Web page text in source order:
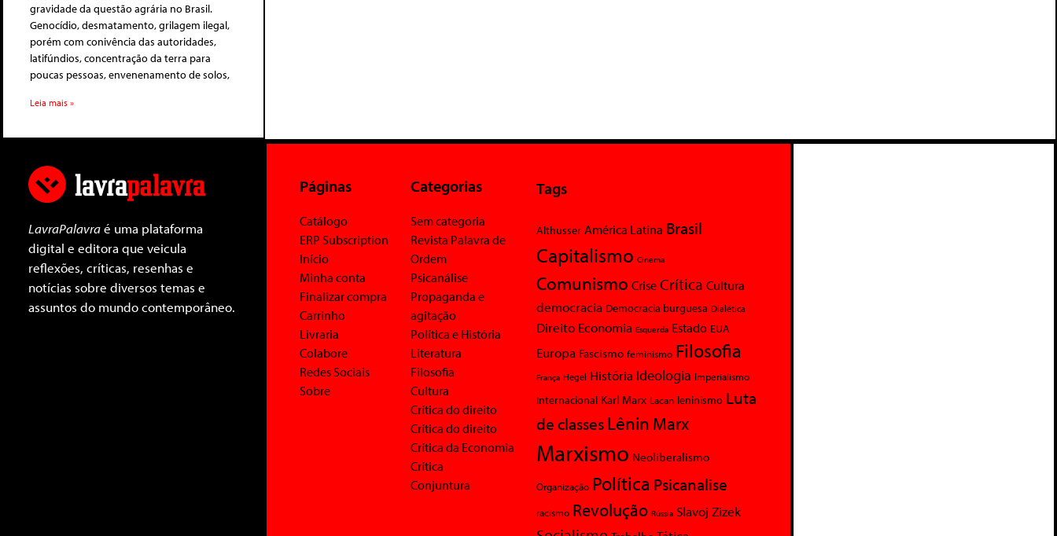
gravidade da questão agrária no Brasil.
Genocídio, desmatamento, grilagem ilegal,
porém com conivência das autoridades,
latifúndios, concentração da terra para
poucas pessoas, envenenamento de solos,
Leia mais »
LavraPalavraé uma plataforma
digital e editora que veicula
reflexões, críticas, resenhas e
notícias sobre diversos temas e
assuntos do mundo contemporâneo.
Páginas
Catálogo
ERP Subscription
Início
Minha conta
Finalizar compra
Carrinho
Livraria
Colabore
Redes Sociais
Sobre
Categorias
Sem categoria
Revista Palavra de
Ordem
Psicanálise
Propaganda e
agitação
Política e História
Literatura
Filosofia
Cultura
Crítica do direito
Crítica do direito
Crítica da Economia
Crítica
Conjuntura
Tags
Althusser América Latina Brasil
Capitalismo Cinema
Comunismo Crise Crítica Cultura
democracia Democracia burguesa Dialética
Direito Economia Esquerda Estado EUA
Europa Fascismo feminismo Filosofia
França Hegel História Ideologia Imperialismo
Internacional Karl Marx Lacan leninismo Luta
de classesLênin Marx
Marxismo Neoliberalismo
Organização Política Psicanalise
racismo Revolução Rússia Slavoj Zizek